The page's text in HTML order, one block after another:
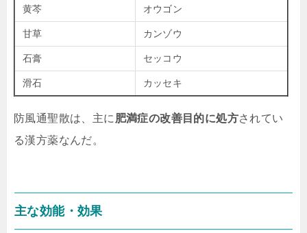
黄芩 オウゴン
甘草 カンゾウ
石膏 セッコウ
滑石 カッセキ
防風通聖散は、主に 肥満症の改善目的に処方されてい
る漢方薬なんだ。
主な効能・効果